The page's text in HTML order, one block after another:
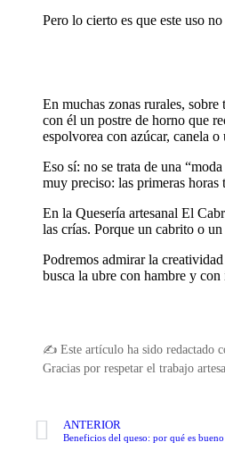
Pero lo cierto es que este uso
En muchas zonas rurales,
con él un postre de horno que
espolvorea con azúcar, canela
Eso sí: no se trata de una
muy preciso: las primeras
En la Quesería artesanal El
las crías. Porque un cabrito o
Podremos admirar la
busca la ubre con hambre y con
✍️ Este artículo ha sido redactado
Gracias por respetar el trabajo
ANTERIOR
Beneficios del queso: por qué es